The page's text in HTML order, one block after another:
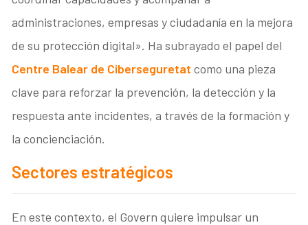
administraciones, empresas y ciudadanía en la mejora
de su protección digital». Ha subrayado el papel del
Centre Balear de Ciberseguretat como una pieza
clave para reforzar la prevención, la detección y la
respuesta ante incidentes, a través de la formación y
la concienciación.
Sectores estratégicos
En este contexto, el Govern quiere impulsar un